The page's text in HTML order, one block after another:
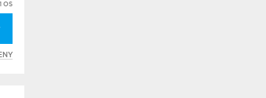
OS